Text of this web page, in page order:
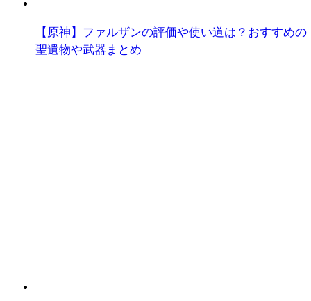
【原神】ファルザンの評価や使い道は？おすすめの
聖遺物や武器まとめ